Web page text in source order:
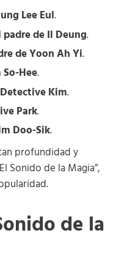
Lee Eul.
padre de Il Deung.
de Yoon Ah Yi.
Hee.
Detective Kim.
Park.
Doo-Sik.
profundidad y
Sonido de la Magia”,
de la